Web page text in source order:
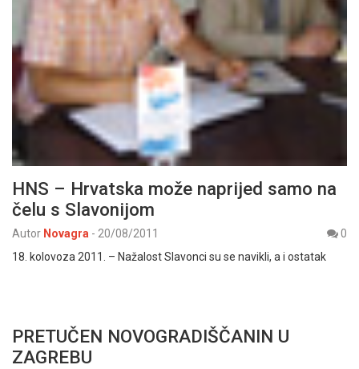
HNS – Hrvatska može naprijed samo na
čelu s Slavonijom
Autor Novagra - 20/08/2011
0
18. kolovoza 2011. – Nažalost Slavonci su se navikli, a i ostatak
PRETUČEN NOVOGRADIŠČANIN U
ZAGREBU